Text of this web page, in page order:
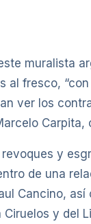
muralista
al fresco,
ver los
revoques y
de una
Cancino,
y del